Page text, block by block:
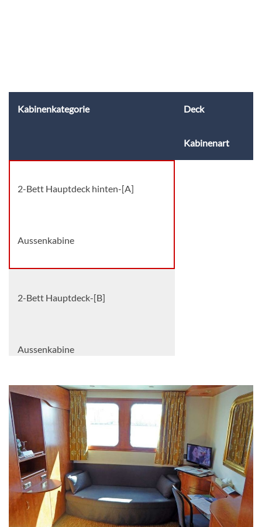
Kabinenkategorie Deck
Kabinenart
2-Bett Hauptdeck hinten-[A]
Aussenkabine
2-Bett Hauptdeck-[B]
Aussenkabine
2-Bett Oberdeck-[C]
Aussenkabine